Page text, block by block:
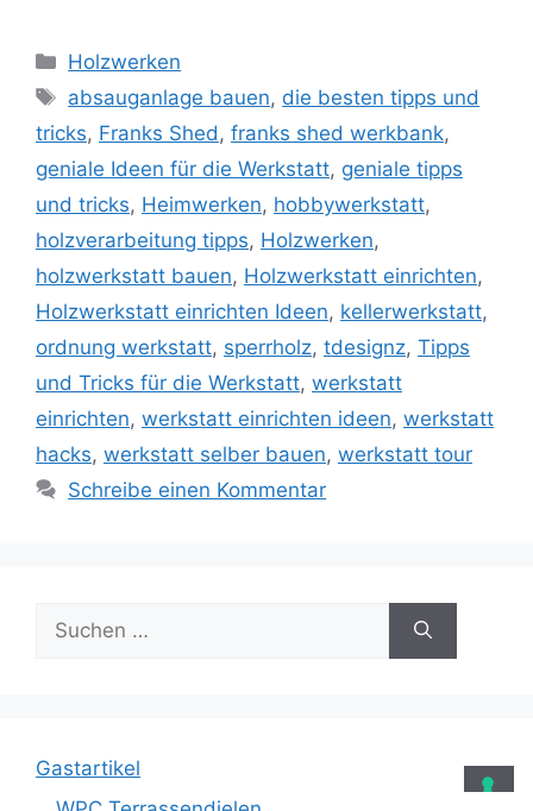
Kategorien
Holzwerken
Schlagwörter
absauganlage bauen, die besten tipps und
tricks, Franks Shed, franks shed werkbank,
geniale Ideen für die Werkstatt, geniale tipps
und tricks, Heimwerken, hobbywerkstatt,
holzverarbeitung tipps, Holzwerken,
holzwerkstatt bauen, Holzwerkstatt einrichten,
Holzwerkstatt einrichten Ideen, kellerwerkstatt,
ordnung werkstatt, sperrholz, tdesignz, Tipps
und Tricks für die Werkstatt, werkstatt
einrichten, werkstatt einrichten ideen, werkstatt
hacks, werkstatt selber bauen, werkstatt tour
Schreibe einen Kommentar
Suche
nach:
Gastartikel